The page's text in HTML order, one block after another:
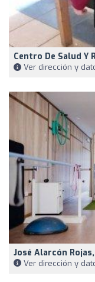
Centro De Salud Y
Ver dirección y
José Alarcón
Ver dirección y